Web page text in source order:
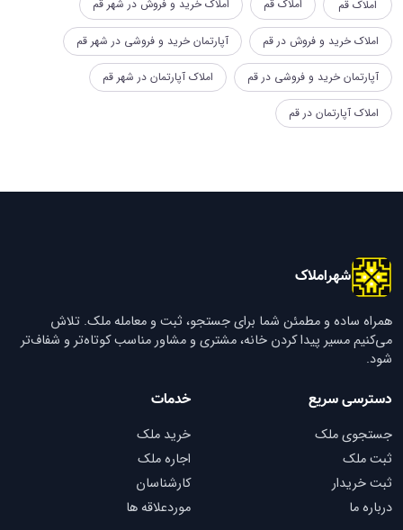
املاک قم املاک قم املاک خرید و فروش در شهر قم
املاک خرید و فروش در قم آپارتمان خرید و فروشی در شهر قم
آپارتمان خرید و فروشی در قم املاک آپارتمان در شهر قم
املاک آپارتمان در قم
شهراملاک
همراه ساده و مطمئن شما برای جستجو، ثبت و معامله ملک. تلاش
می‌کنیم مسیر پیدا کردن خانه، مشتری و مشاور مناسب کوتاه‌تر و شفاف‌تر
شود.
دسترسی سریع
جستجوی ملک
ثبت ملک
ثبت خریدار
درباره ما
خدمات
خرید ملک
اجاره ملک
کارشناسان
موردعلاقه ها